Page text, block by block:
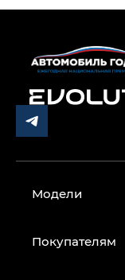
Модели
Покупателям